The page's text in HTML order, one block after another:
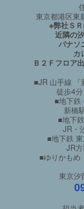
東京都港区東
※弊社Ｓ
近隣の
パナソ
カ
Ｂ２Ｆフロア
■JR 山手線 「
徒歩4分
■地下鉄
新橋
■地下
JR・
■地下鉄
JR
■ゆりかもめ
東京汐